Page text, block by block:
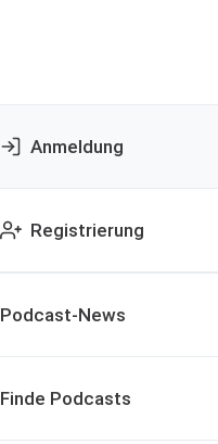
Anmeldung
Registrierung
Podcast-News
Finde Podcasts